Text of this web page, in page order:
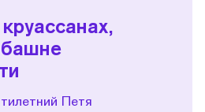
Петя